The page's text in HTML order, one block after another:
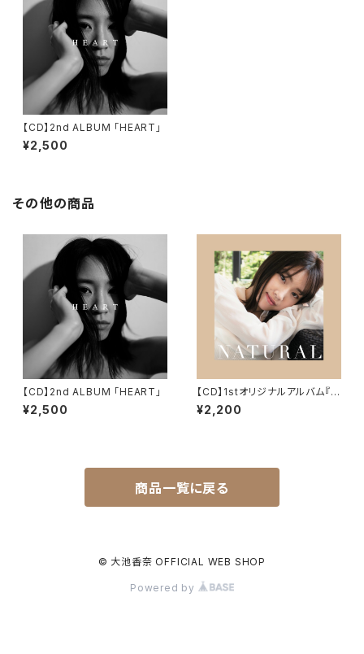
【CD】2nd ALBUM 「HEART」
¥2,500
その他の商品
【CD】2nd ALBUM 「HEART」
¥2,500
【CD】1stオリジナルアルバム『N
ATURAL』
¥2,200
商品一覧に戻る
© 大池香奈 OFFICIAL WEB SHOP
Powered by